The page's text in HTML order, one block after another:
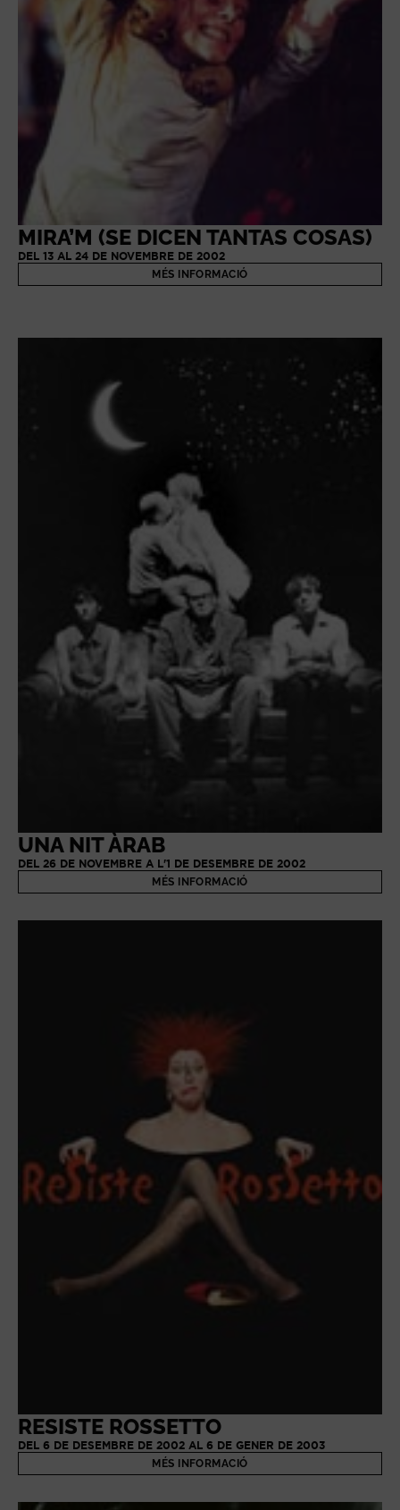
MIRA’M (SE DICEN TANTAS COSAS)
DEL 13 AL 24 DE NOVEMBRE DE 2002
MÉS INFORMACIÓ
UNA NIT ÀRAB
DEL 26 DE NOVEMBRE A L'1 DE DESEMBRE DE 2002
MÉS INFORMACIÓ
RESISTE ROSSETTO
DEL 6 DE DESEMBRE DE 2002 AL 6 DE GENER DE 2003
MÉS INFORMACIÓ